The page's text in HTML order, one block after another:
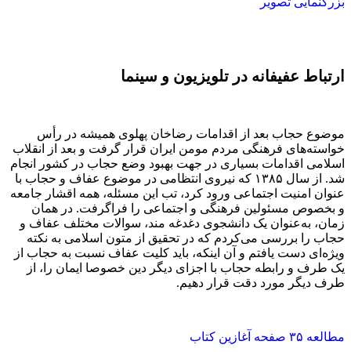
ارتباط عفیفانه در تلویزیون و سینما
موضوع حجاب بعد از اقدامات رضاخان پهلوی همیشه در رأس
خواسته‌های فرهنگی مردم مومن ایران قرار گرفت و بعد از انقلاب
اسلامی اقدامات بسیاری در جهت بهبود وضع حجاب در کشور انجام
شد. از سال ۱۳۸۵ که نیروی انتظامی در موضوع عفاف و حجاب با
عنوان امنیت اجتماعی ورود کرد، تب این مسئله، همه اقشار جامعه
و بخصوص مسئولین فرهنگی و اجتماعی را فراگرفت. در همان
زمان، به‌عنوان یک دانشجوی دغدغه مند، سوالات مختلف عفاف و
حجاب را بررسی می‌کردم که در تحقیق از متون اسلامی به نکته
ویژه‌ای دست یافتم و آن اینکه، باید کلیت عفاف نسبت به حجاب از
یک طرف و رابطه حجاب با اجزای دیگر دین خصوصا ایمان را، از
طرف دیگر مورد دقت قرار دهیم.
مطالعه ۳۵ صفحه آغازین کتاب